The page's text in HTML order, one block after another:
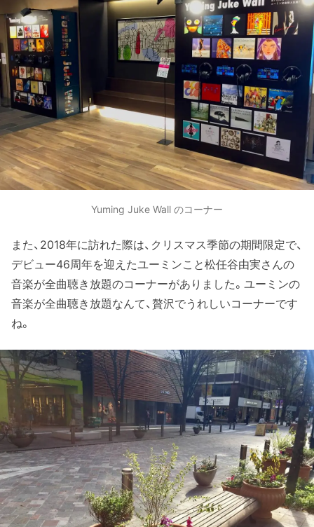
Yuming Juke Wall のコーナー
また、2018年に訪れた際は、クリスマス季節の期間限定で、
デビュー46周年を迎えたユーミンこと松任谷由実さんの
音楽が全曲聴き放題のコーナーがありました。ユーミンの
音楽が全曲聴き放題なんて、贅沢でうれしいコーナーです
ね。